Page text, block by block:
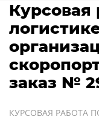
Курсовая
заказ №
КУРСОВАЯ РАБОТА